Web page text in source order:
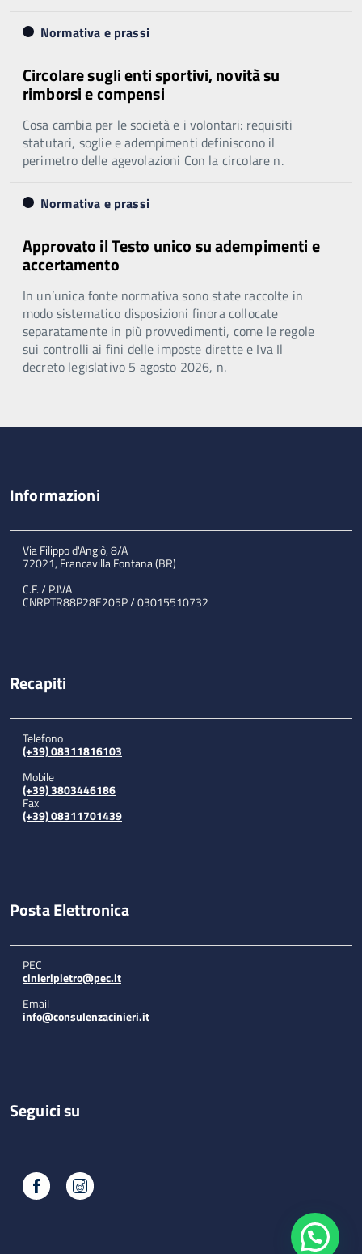
Normativa e prassi
Circolare sugli enti sportivi, novità su
rimborsi e compensi
Cosa cambia per le società e i volontari: requisiti
statutari, soglie e adempimenti definiscono il
perimetro delle agevolazioni Con la circolare n.
Normativa e prassi
Approvato il Testo unico su adempimenti e
accertamento
In un’unica fonte normativa sono state raccolte in
modo sistematico disposizioni finora collocate
separatamente in più provvedimenti, come le regole
sui controlli ai fini delle imposte dirette e Iva Il
decreto legislativo 5 agosto 2026, n.
Informazioni
Via Filippo d'Angiò, 8/A
72021, Francavilla Fontana (BR)
C.F. / P.IVA
CNRPTR88P28E205P / 03015510732
Recapiti
Telefono
(+39) 08311816103
Mobile
(+39) 3803446186
Fax
(+39) 08311701439
Posta Elettronica
PEC
cinieripietro@pec.it
Email
info@consulenzacinieri.it
Seguici su
Facebook